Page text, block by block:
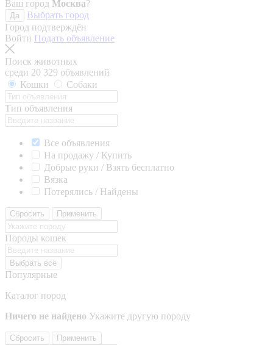
Ваш город Москва?
Да
Выбрать город
Город подтверждён
Войти Подать объявление
Поиск животных
среди 20 329 объявлений
Кошки
Собаки
Тип объявления
Все объявления
На продажу / Купить
Добрые руки / Взять бесплатно
Вязка
Потерялись / Найдены
Сбросить Применить
Породы кошек
Выбрать все
Популярные
Каталог пород
Ничего не найдено Укажите другую породу
Сбросить Применить